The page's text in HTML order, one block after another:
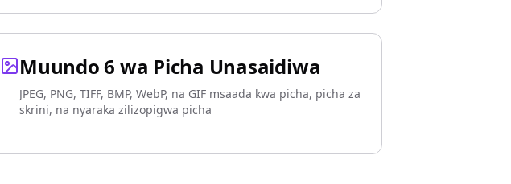
Muundo 6 wa Picha Unasaidiwa
JPEG, PNG, TIFF, BMP, WebP, na GIF msaada kwa picha, picha za
skrini, na nyaraka zilizopigwa picha